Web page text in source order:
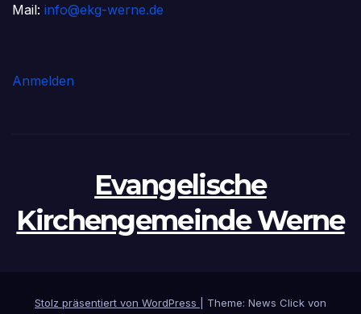
Mail: info@ekg-werne.de
Anmelden
Evangelische
Kirchengemeinde Werne
Stolz präsentiert von WordPress Theme: News Click von